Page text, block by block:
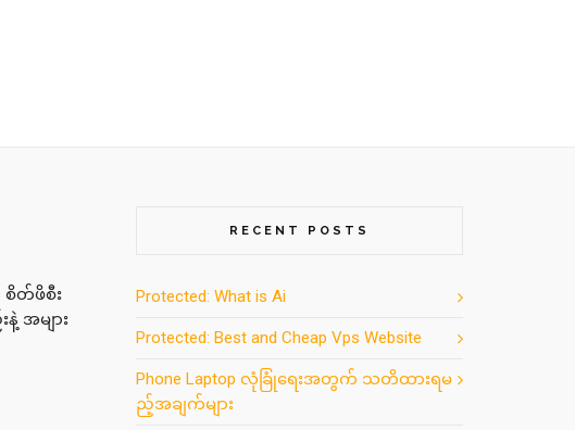
စိတ်ဖိစီး
အများ
RECENT POSTS
Protected: What is Ai
Protected: Best and Cheap Vps Website
Phone Laptop လုံခြုံရေးအတွက် သတိထားရမ
ည့်အချက်များ